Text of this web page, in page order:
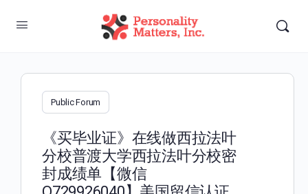
Public Forum
《买毕业证》在线做西拉法叶
分校普渡大学西拉法叶分校密
封成绩单【微信